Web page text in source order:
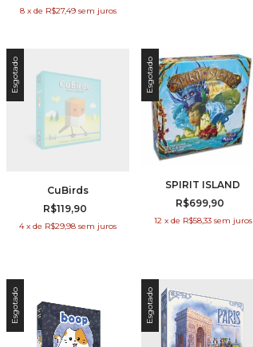
8 x de R$27,49 sem juros
Esgotado
CuBirds
R$119,90
4 x de R$29,98 sem juros
Esgotado
SPIRIT ISLAND
R$699,90
12 x de R$58,33 sem juros
Esgotado Esgotado